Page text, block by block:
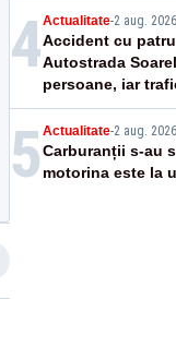
4Actualitate-2 aug.
Accident cu
Autostrada
persoane, iar
dificultate
5 Actualitate-2 aug.
Carburanții s-au
motorina este la